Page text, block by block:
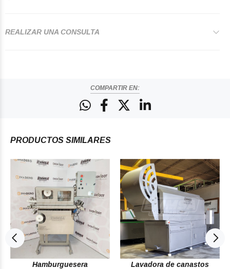
REALIZAR UNA CONSULTA
COMPARTIR EN:
PRODUCTOS SIMILARES
Hamburguesera Lavadora de canastos